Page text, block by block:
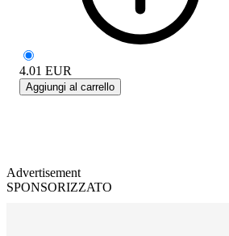
4.01 EUR
Aggiungi al carrello
Advertisement
SPONSORIZZATO